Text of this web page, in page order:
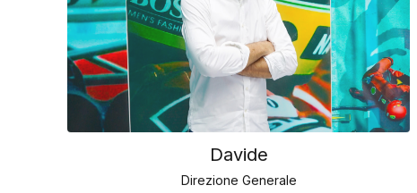
Davide
Direzione Generale